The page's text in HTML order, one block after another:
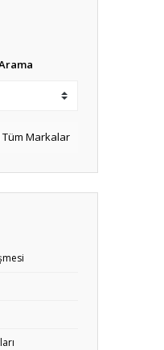
Tüm Markalar